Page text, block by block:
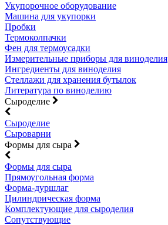
Укупорочное оборудование
Машина для укупорки
Пробки
Термоколпачки
Фен для термоусадки
Измерительные приборы для виноделия
Ингредиенты для виноделия
Стеллажи для хранения бутылок
Литература по виноделию
Сыроделие
Сыроделие
Сыроварни
Формы для сыра
Формы для сыра
Прямоугольная форма
Форма-дуршлаг
Цилиндрическая форма
Комплектующие для сыроделия
Сопутствующие